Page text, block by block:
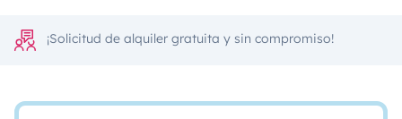
¡Solicitud de alquiler gratuita y sin compromiso!